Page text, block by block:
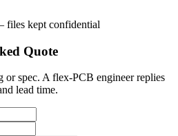
kept confidential
Quote
spec. A flex-PCB engineer replies
lead time.